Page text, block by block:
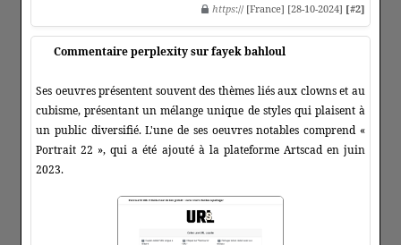
https:// [France] [28-10-2024] [#2]
Commentaire perplexity sur fayek bahloul
Ses oeuvres présentent souvent des thèmes liés aux clowns et au
cubisme, présentant un mélange unique de styles qui plaisent à
un public diversifié. L'une de ses oeuvres notables comprend «
Portrait 22 », qui a été ajouté à la plateforme Artscad en juin
2023.